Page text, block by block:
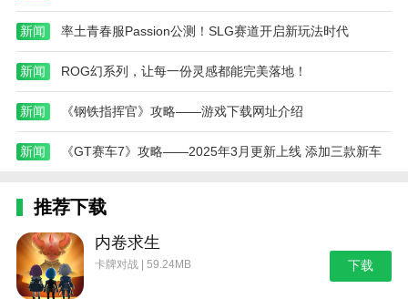
体验精彩的游戏内容，自由完成考验和挑战来获得成
就。
本站为您提供魔法割草学院 安卓版的 手机游戏 ，
欢迎大家记住本站网址，本站是您下载安卓手游app最
好的网站！
新闻 率土青春服Passion公测！SLG赛道开启新玩法时代
新闻 ROG幻系列，让每一份灵感都能完美落地！
新闻 《钢铁指挥官》攻略——游戏下载网址介绍
新闻 《GT赛车7》攻略——2025年3月更新上线 添加三款新车
推荐下载
内卷求生
卡牌对战 | 59.24MB 下载